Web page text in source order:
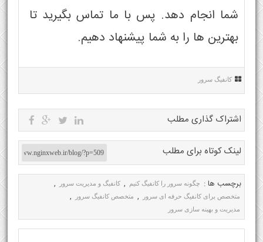
شما انجام دهد. پس با ما تماس بگیرید تا
بهترین ها را به شما پیشنهاد دهیم.
کانفیگ سرور
اشتراک گذاری مطلب
لینک کوتاه برای مطلب
برچسب ها : چگونه سرور را کانفیگ کنیم , کانفیگ و مدیریت سرور ,
متخصص برای کانفیگ حرفه ای سرور , متخصص کانفیگ سرور ,
مدیریت و بهینه سازی سرور